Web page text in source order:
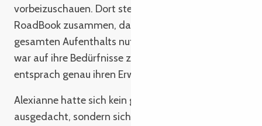
vorbeizuschauen. Dort stellte man ihnen ein
RoadBook zusammen, das sie während ihres
gesamten Aufenthalts nutzen konnten, denn es
war auf ihre Bedürfnisse zugeschnitten und
entsprach genau ihren Erwartungen.
Alexianne hatte sich kein genaues Programm
ausgedacht, sondern sich von ihren Wünschen und